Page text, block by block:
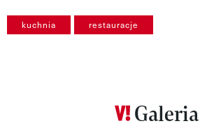
kuchnia restauracje
Galeria